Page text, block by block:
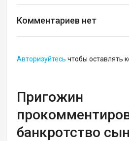
Комментариев нет
Авторизуйтесь чтобы оставлять
Пригожин
банкротство